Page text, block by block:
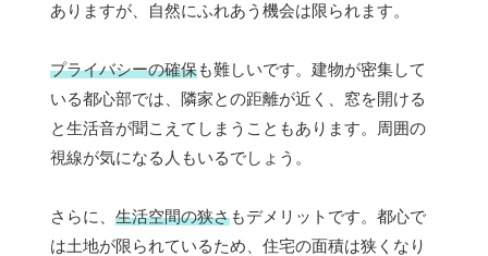
ありますが、自然にふれあう機会は限られます。
プライバシーの確保も難しいです。建物が密集して
いる都心部では、隣家との距離が近く、窓を開ける
と生活音が聞こえてしまうこともあります。周囲の
視線が気になる人もいるでしょう。
さらに、 生活空間の狭さもデメリットです。都心で
は土地が限られているため、住宅の面積は狭くなり